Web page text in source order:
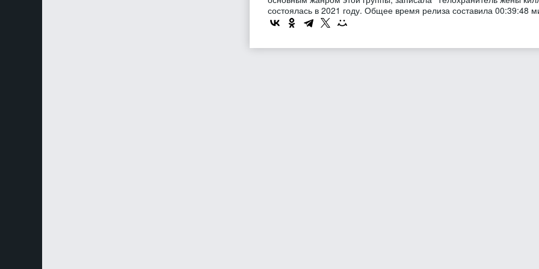
состоялась в 2021 году. Общее время релиза составила 00:39:48